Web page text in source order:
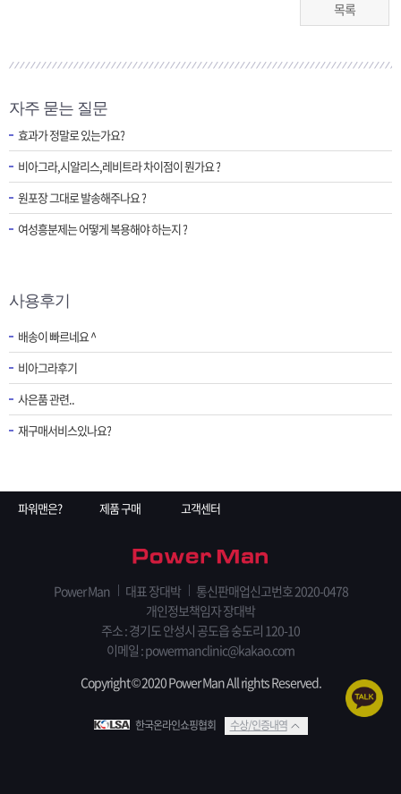
목록
자주 묻는 질문
효과가 정말로 있는가요?
비아그라,시알리스,레비트라 차이점이 뭔가요 ?
원포장 그대로 발송해주나요 ?
여성흥분제는 어떻게 복용해야 하는지 ?
사용후기
배송이 빠르네요 ^
비아그라후기
사은품 관련..
재구매서비스있나요?
파워맨은? 제품 구매 고객센터
Power Man 대표 장대박
통신판매업신고번호 2020-0478
개인정보책임자 장대박
주소 : 경기도 안성시 공도읍 숭도리 120-10
이메일 : powermanclinic@kakao.com
Copyright © 2020 Power Man All rights Reserved.
한국온라인쇼핑협회 수상/인증내역